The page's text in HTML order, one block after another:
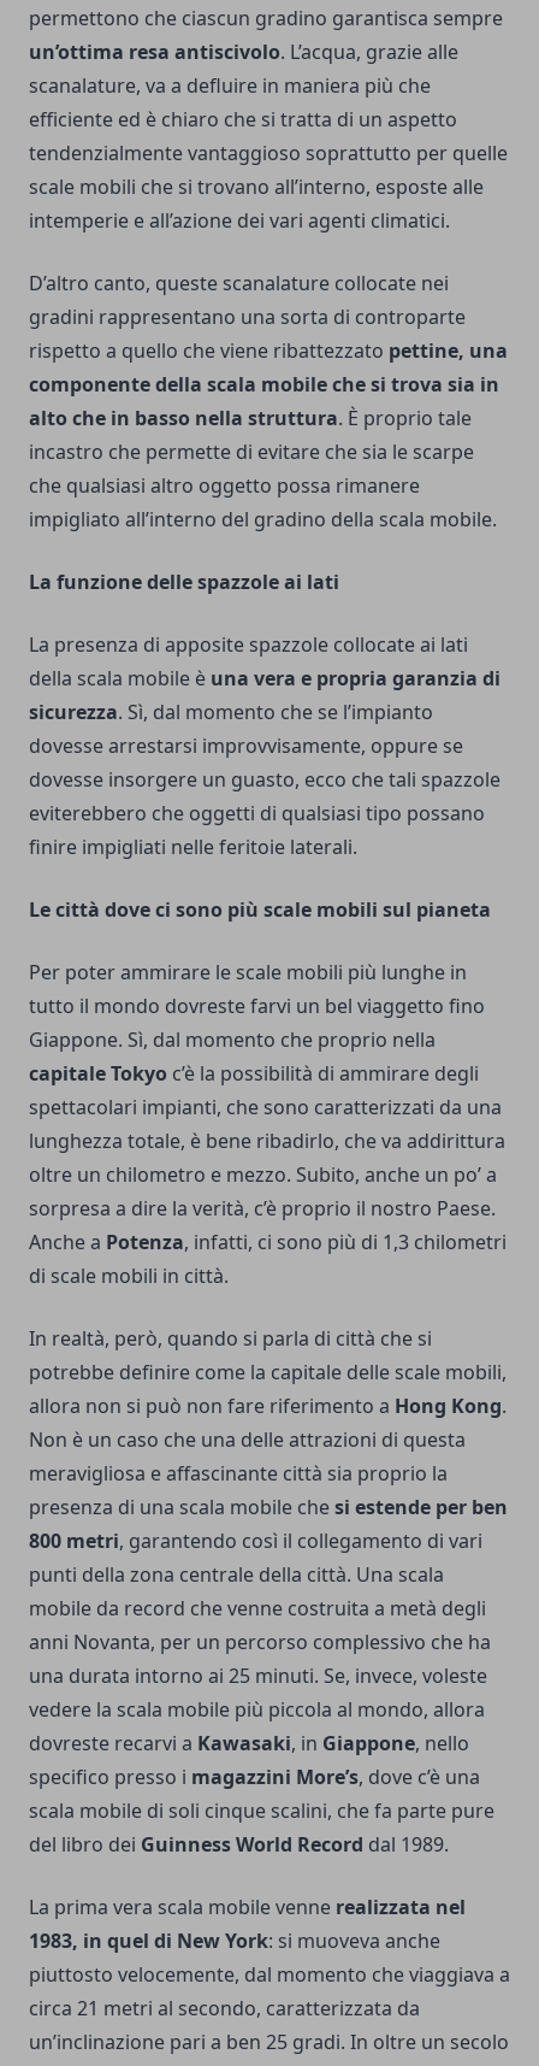
permettono che ciascun gradino garantisca sempre
un’ottima resa antiscivolo. L’acqua, grazie alle
scanalature, va a defluire in maniera più che
efficiente ed è chiaro che si tratta di un aspetto
tendenzialmente vantaggioso soprattutto per quelle
scale mobili che si trovano all’interno, esposte alle
intemperie e all’azione dei vari agenti climatici.
D’altro canto, queste scanalature collocate nei
gradini rappresentano una sorta di controparte
rispetto a quello che viene ribattezzato pettine, una
componente della scala mobile che si trova sia in
alto che in basso nella struttura. È proprio tale
incastro che permette di evitare che sia le scarpe
che qualsiasi altro oggetto possa rimanere
impigliato all’interno del gradino della scala mobile.
La funzione delle spazzole ai lati
La presenza di apposite spazzole collocate ai lati
della scala mobile è una vera e propria garanzia di
sicurezza. Sì, dal momento che se l’impianto
dovesse arrestarsi improvvisamente, oppure se
dovesse insorgere un guasto, ecco che tali spazzole
eviterebbero che oggetti di qualsiasi tipo possano
finire impigliati nelle feritoie laterali.
Le città dove ci sono più scale mobili sul pianeta
Per poter ammirare le scale mobili più lunghe in
tutto il mondo dovreste farvi un bel viaggetto fino
Giappone. Sì, dal momento che proprio nella
capitale Tokyo c’è la possibilità di ammirare degli
spettacolari impianti, che sono caratterizzati da una
lunghezza totale, è bene ribadirlo, che va addirittura
oltre un chilometro e mezzo. Subito, anche un po’ a
sorpresa a dire la verità, c’è proprio il nostro Paese.
Anche a Potenza, infatti, ci sono più di 1,3 chilometri
di scale mobili in città.
In realtà, però, quando si parla di città che si
potrebbe definire come la capitale delle scale mobili,
allora non si può non fare riferimento a Hong Kong.
Non è un caso che una delle attrazioni di questa
meravigliosa e affascinante città sia proprio la
presenza di una scala mobile chesi estende per ben
800 metri, garantendo così il collegamento di vari
punti della zona centrale della città. Una scala
mobile da record che venne costruita a metà degli
anni Novanta, per un percorso complessivo che ha
una durata intorno ai 25 minuti. Se, invece, voleste
vedere la scala mobile più piccola al mondo, allora
dovreste recarvi a Kawasaki, in Giappone, nello
specifico presso i magazzini More’s, dove c’è una
scala mobile di soli cinque scalini, che fa parte pure
del libro dei Guinness World Record dal 1989.
La prima vera scala mobile venne realizzata nel
1983, in quel di New York: si muoveva anche
piuttosto velocemente, dal momento che viaggiava a
circa 21 metri al secondo, caratterizzata da
un’inclinazione pari a ben 25 gradi. In oltre un secolo